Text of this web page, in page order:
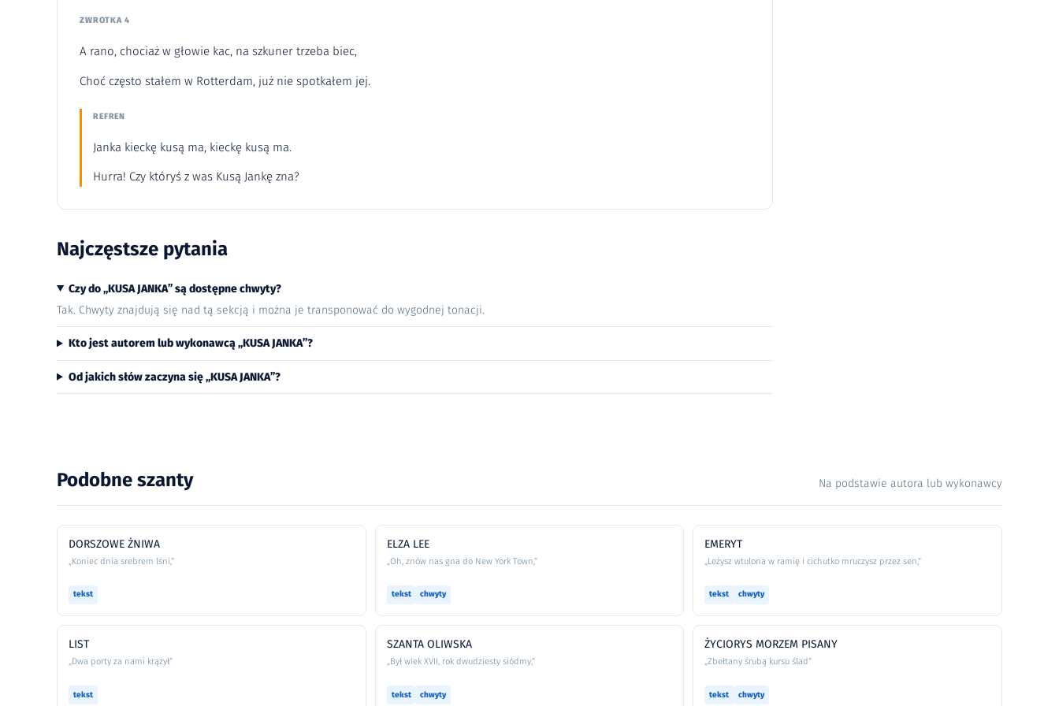
ZWROTKA 4
A rano, chociaż w głowie kac, na szkuner trzeba biec,
Choć często stałem w Rotterdam, już nie spotkałem jej.
REFREN
Janka kieckę kusą ma, kieckę kusą ma.
Hurra! Czy któryś z was Kusą Jankę zna?
Najczęstsze pytania
Czy do „KUSA JANKA” są dostępne chwyty?
Tak. Chwyty znajdują się nad tą sekcją i można je transponować do wygodnej tonacji.
Kto jest autorem lub wykonawcą „KUSA JANKA”?
Od jakich słów zaczyna się „KUSA JANKA”?
Podobne szanty Na podstawie autora lub wykonawcy
DORSZOWE ŻNIWA
„Koniec dnia srebrem lśni,”
tekst
ELZA LEE
„Oh, znów nas gna do New York Town,”
tekst chwyty
EMERYT
„Leżysz wtulona w ramię i cichutko mruczysz przez sen,”
tekst chwyty
LIST
„Dwa porty za nami krążył”
tekst
SZANTA OLIWSKA
„Był wiek XVII, rok dwudziesty siódmy,”
tekst chwyty
ŻYCIORYS MORZEM PISANY
„Zbełtany śrubą kursu ślad”
tekst chwyty